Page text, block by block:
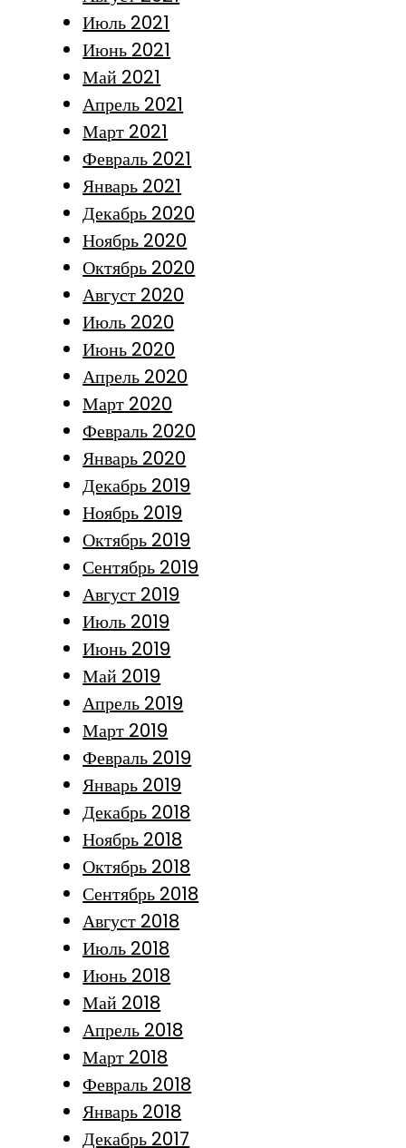
Июль 2021
Июнь 2021
Май 2021
Апрель 2021
Март 2021
Февраль 2021
Январь 2021
Декабрь 2020
Ноябрь 2020
Октябрь 2020
Август 2020
Июль 2020
Июнь 2020
Апрель 2020
Март 2020
Февраль 2020
Январь 2020
Декабрь 2019
Ноябрь 2019
Октябрь 2019
Сентябрь 2019
Август 2019
Июль 2019
Июнь 2019
Май 2019
Апрель 2019
Март 2019
Февраль 2019
Январь 2019
Декабрь 2018
Ноябрь 2018
Октябрь 2018
Сентябрь 2018
Август 2018
Июль 2018
Июнь 2018
Май 2018
Апрель 2018
Март 2018
Февраль 2018
Январь 2018
Декабрь 2017